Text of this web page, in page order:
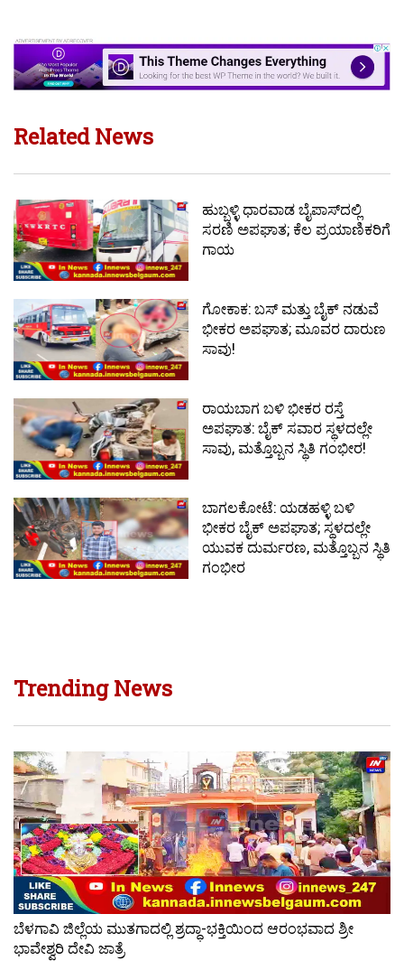
Related News
ಹುಬ್ಬಳ್ಳಿ ಧಾರವಾಡ ಬೈಪಾಸ್‌ದಲ್ಲಿ
ಸರಣಿ ಅಪಘಾತ; ಕೆಲ ಪ್ರಯಾಣಿಕರಿಗೆ
ಗಾಯ
ಗೋಕಾಕ: ಬಸ್ ಮತ್ತು ಬೈಕ್ ನಡುವೆ
ಭೀಕರ ಅಪಘಾತ; ಮೂವರ ದಾರುಣ
ಸಾವು!
ರಾಯಬಾಗ ಬಳಿ ಭೀಕರ ರಸ್ತೆ
ಅಪಘಾತ: ಬೈಕ್ ಸವಾರ ಸ್ಥಳದಲ್ಲೇ
ಸಾವು, ಮತ್ತೊಬ್ಬನ ಸ್ಥಿತಿ ಗಂಭೀರ!
ಬಾಗಲಕೋಟೆ: ಯಡಹಳ್ಳಿ ಬಳಿ
ಭೀಕರ ಬೈಕ್ ಅಪಘಾತ; ಸ್ಥಳದಲ್ಲೇ
ಯುವಕ ದುರ್ಮರಣ, ಮತ್ತೊಬ್ಬನ ಸ್ಥಿತಿ
ಗಂಭೀರ
Trending News
ಬೆಳಗಾವಿ ಜಿಲ್ಲೆಯ ಮುತಗಾದಲ್ಲಿ ಶ್ರದ್ಧಾ-ಭಕ್ತಿಯಿಂದ ಆರಂಭವಾದ ಶ್ರೀ
ಭಾವೇಶ್ವರಿ ದೇವಿ ಜಾತ್ರೆ